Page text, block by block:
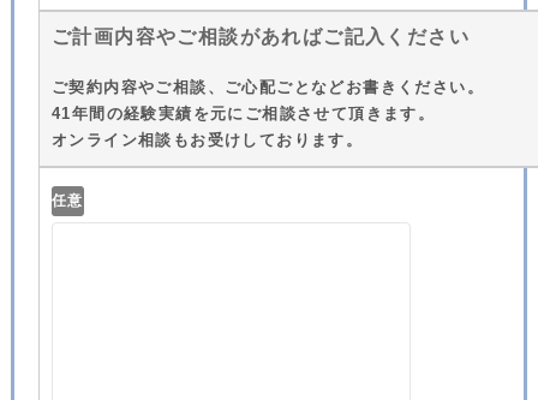
ご計画内容やご相談があればご記入ください
ご契約内容やご相談、ご心配ごとなどお書きください。
41年間の経験実績を元にご相談させて頂きます。
オンライン相談もお受けしております。
任意